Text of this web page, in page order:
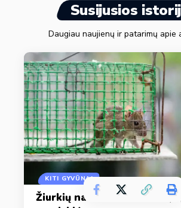
Susijusios
Daugiau naujienų ir patarimų apie
KITI GYVŪNAI
Žiurkių naikinimas: nuodai,